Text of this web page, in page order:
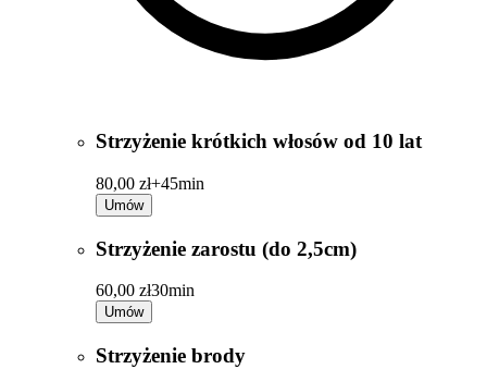
Strzyżenie krótkich włosów od 10 lat
80,00 zł+45min
Umów
Strzyżenie zarostu (do 2,5cm)
60,00 zł30min
Umów
Strzyżenie brody